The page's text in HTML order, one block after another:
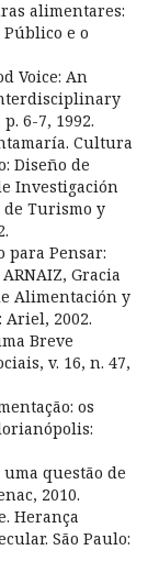
alimentares:
e o
Voice: An
6-7, 1992.
Cultura
Diseño de
Investigación
de Turismo y
para Pensar:
Gracia
Alimentación y
Ariel, 2002.
Breve
v. 16, n. 47,
os
uma questão de
2010.
Herança
São Paulo: